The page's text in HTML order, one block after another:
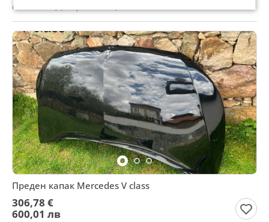
с. Белопопци, София област, 12 юли
Преден капак Mercedes V class
306,78 €
600,01 лв